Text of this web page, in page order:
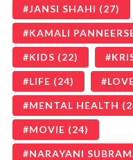
JANSI SHAHI (27)
KAMALI
KIDS (22)
LIFE (24)
MENTAL HEALTH
MOVIE (24)
NARAYANI